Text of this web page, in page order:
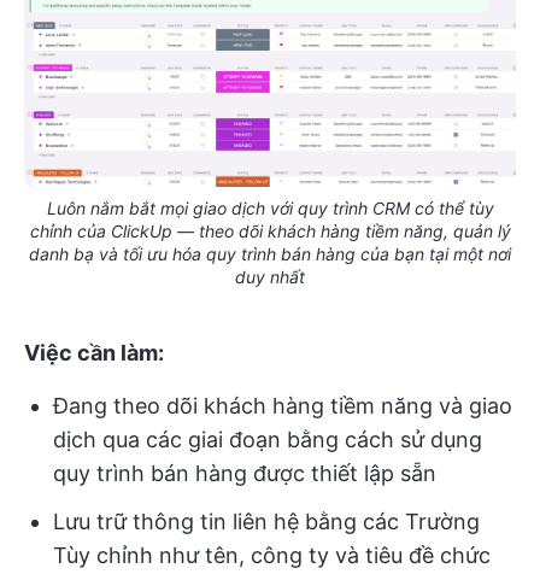
Luôn nắm bắt mọi giao dịch với quy trình CRM có thể tùy
chỉnh của ClickUp — theo dõi khách hàng tiềm năng, quản lý
danh bạ và tối ưu hóa quy trình bán hàng của bạn tại một nơi
duy nhất
Việc cần làm:
Đang theo dõi khách hàng tiềm năng và giao
dịch qua các giai đoạn bằng cách sử dụng
quy trình bán hàng được thiết lập sẵn
Lưu trữ thông tin liên hệ bằng các Trường
Tùy chỉnh như tên, công ty và tiêu đề chức